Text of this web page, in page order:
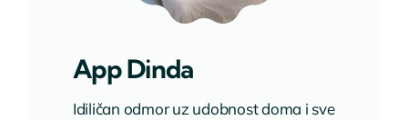
App Dinda
Idiličan odmor uz udobnost doma i sve